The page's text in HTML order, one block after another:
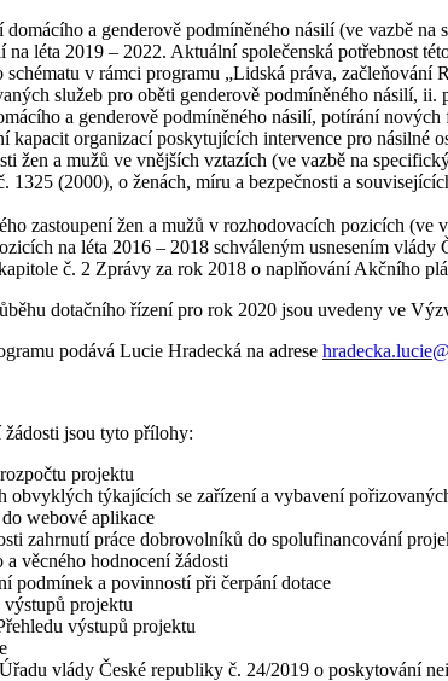
domácího a genderově podmíněného násilí (ve vazbě
na léta 2019 – 2022. Aktuální společenská potřebnost
schématu v rámci programu „Lidská práva,
služeb pro oběti genderově podmíněného násilí,
a genderově podmíněného násilí, potírání
kapacit organizací poskytujících intervence pro násilné
žen a mužů ve vnějších vztazích (ve vazbě na
1325 (2000), o ženách, míru a bezpečnosti a
zastoupení žen a mužů v rozhodovacích pozicích
na léta 2016 – 2018 schváleným usnesením
č. 2 Zprávy za rok 2018 o naplňování Akčního
dotačního řízení pro rok 2020 jsou uvedeny ve
podává Lucie Hradecká na adrese
jsou tyto přílohy:
projektu
obvyklých týkajících se zařízení a vybavení
webové aplikace
zahrnutí práce dobrovolníků do spolufinancování
věcného hodnocení žádosti
podmínek a povinností při čerpání dotace
projektu
výstupů projektu
vlády České republiky č. 24/2019 o poskytování